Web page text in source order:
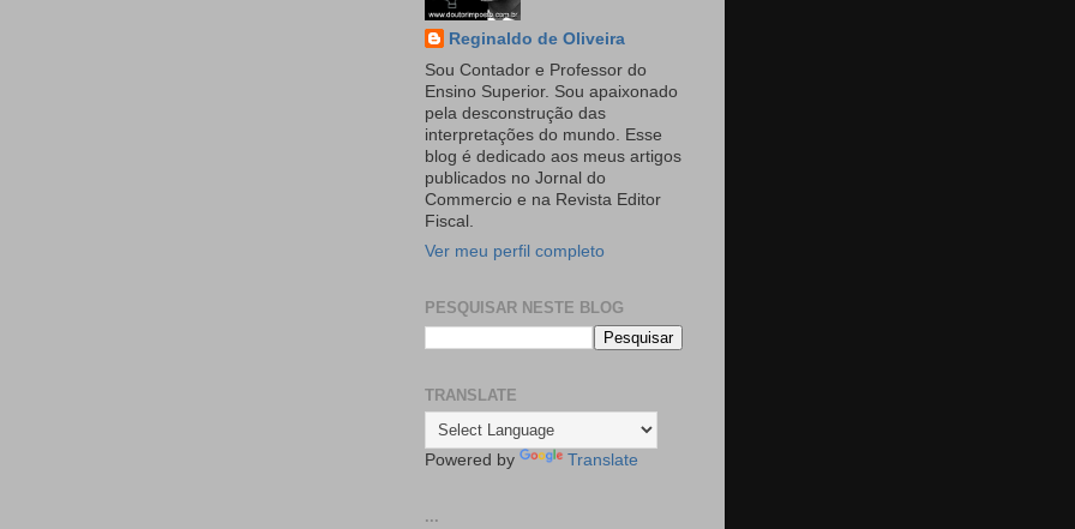
Reginaldo de Oliveira
Sou Contador e Professor do
Ensino Superior. Sou apaixonado
pela desconstrução das
interpretações do mundo. Esse
blog é dedicado aos meus artigos
publicados no Jornal do
Commercio e na Revista Editor
Fiscal.
Ver meu perfil completo
PESQUISAR NESTE BLOG
TRANSLATE
Powered by Translate
...